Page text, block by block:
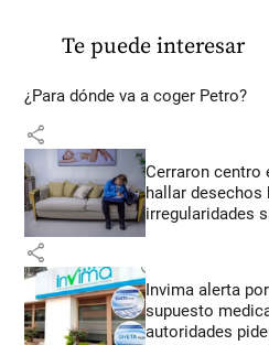
Te puede interesar
¿Para dónde va a coger Petro?
share
Cerraron centro
hallar
irregularidades
share
Invima alerta
supuesto
autoridades